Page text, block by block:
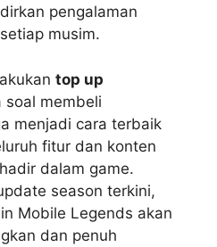
pengalaman
musim.
top up
soal membeli
menjadi cara terbaik
fitur dan konten
dalam game.
season terkini,
Mobile Legends akan
dan penuh